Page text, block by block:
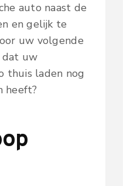
auto naast de
en gelijk te
uw volgende
dat uw
thuis laden nog
heeft?